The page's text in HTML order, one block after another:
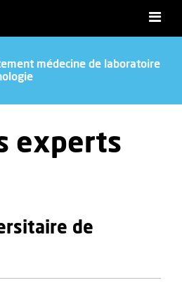
médecine de laboratoire
experts
de